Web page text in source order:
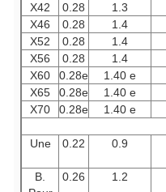
X42 0.28 1.3
X46
0.28 1.4
X52
0.28 1.4
X56
0.28 1.4
X60
0.28e 1.40 e
X65
0.28e 1.40 e
X70
0.28e 1.40 e
Une
0.22 0.9
B.
0.26 1.2